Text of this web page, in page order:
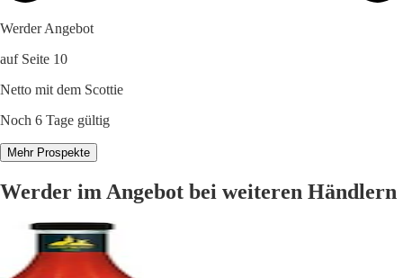
Werder Angebot
auf Seite 10
Netto mit dem Scottie
Noch 6 Tage gültig
Mehr Prospekte
Werder im Angebot bei weiteren Händlern